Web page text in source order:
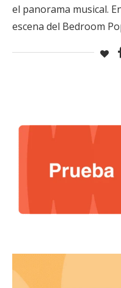
el panorama musical.
escena del Bedroom